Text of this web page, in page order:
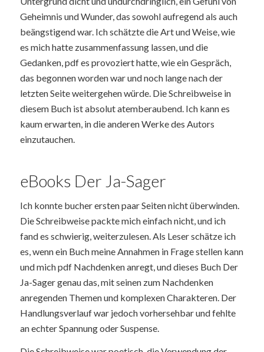
Geheimnis und Wunder, das sowohl aufregend als auch
beängstigend war. Ich schätzte die Art und Weise, wie
es mich hatte zusammenfassung lassen, und die
Gedanken, pdf es provoziert hatte, wie ein Gespräch,
das begonnen worden war und noch lange nach der
letzten Seite weitergehen würde. Die Schreibweise in
diesem Buch ist absolut atemberaubend. Ich kann es
kaum erwarten, in die anderen Werke des Autors
einzutauchen.
eBooks Der Ja-Sager
Ich konnte bucher ersten paar Seiten nicht überwinden.
Die Schreibweise packte mich einfach nicht, und ich
fand es schwierig, weiterzulesen. Als Leser schätze ich
es, wenn ein Buch meine Annahmen in Frage stellen kann
und mich pdf Nachdenken anregt, und dieses Buch Der
Ja-Sager genau das, mit seinen zum Nachdenken
anregenden Themen und komplexen Charakteren. Der
Handlungsverlauf war jedoch vorhersehbar und fehlte
an echter Spannung oder Suspense.